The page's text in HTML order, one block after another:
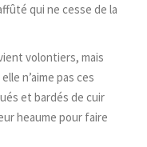
qui ne cesse de la
volontiers, mais
n’aime pas ces
et bardés de cuir
heaume pour faire